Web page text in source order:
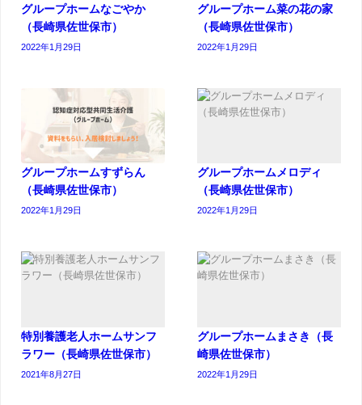
グループホームなごやか
（長崎県佐世保市）
2022年1月29日
グループホーム菜の花の家
（長崎県佐世保市）
2022年1月29日
グループホームすずらん
（長崎県佐世保市）
2022年1月29日
グループホームメロディ
（長崎県佐世保市）
2022年1月29日
特別養護老人ホームサンフ
ラワー（長崎県佐世保市）
2021年8月27日
グループホームまさき（長
崎県佐世保市）
2022年1月29日